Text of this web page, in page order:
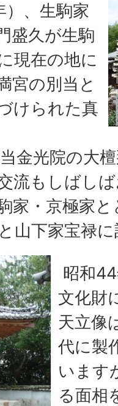
）、生駒家
盛久が生駒
現在の地に
宮の別当と
けられた真
金光院の大
流もしばし
家・京極家
山下家宝禄
昭和
文化財
天立像
代に製
います
る面相